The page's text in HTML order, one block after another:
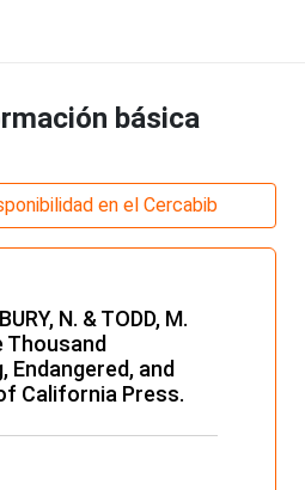
básica
en el Cercabib
N. & TODD, M.
Thousand
Endangered, and
California Press.